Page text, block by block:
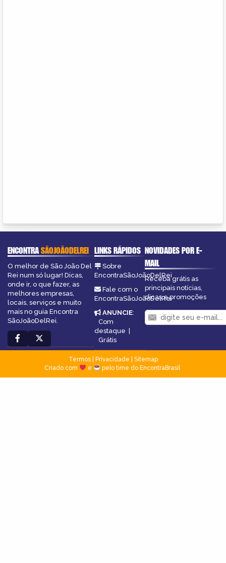
ENCONTRASÃOJOÃODELREI
O melhor de São João Del
Rei num só lugar! Dicas,
onde ir, o que fazer, as
melhores empresas,
locais, serviços e muito
mais no guia Encontra
SãoJoãoDelRei.
LINKS RÁPIDOS
Sobre
EncontraSãoJoãoDelRei
Fale com o
EncontraSãoJoãoDelRei
ANUNCIE:
Com
destaque
Grátis
NOVIDADES POR E-
MAIL
Receba grátis as
principais notícias,
dicas e promoções
Termos| Privacidade
Sitemap
Criado com
e pelo time do EncontraBrasil